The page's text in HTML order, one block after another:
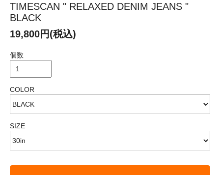
TIMESCAN " RELAXED DENIM JEANS "
BLACK
19,800円(税込)
個数
COLOR
SIZE